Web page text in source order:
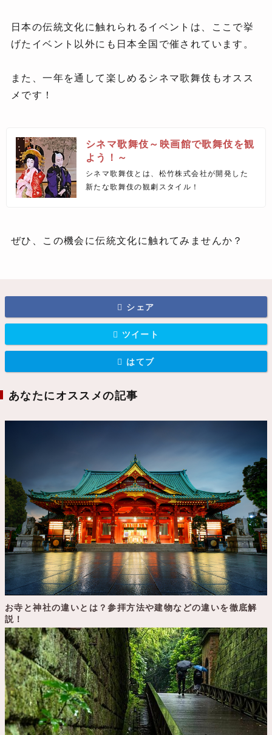
日本の伝統文化に触れられるイベントは、ここで挙
げたイベント以外にも日本全国で催されています。
また、一年を通して楽しめるシネマ歌舞伎もオスス
メです！
シネマ歌舞伎～映画館で歌舞伎を観
よう！～
シネマ歌舞伎とは、松竹株式会社が開発した
新たな歌舞伎の観劇スタイル！
ぜひ、この機会に伝統文化に触れてみませんか？
シェア
ツイート
はてブ
あなたにオススメの記事
お寺と神社の違いとは？参拝方法や建物などの違いを徹底解
説！